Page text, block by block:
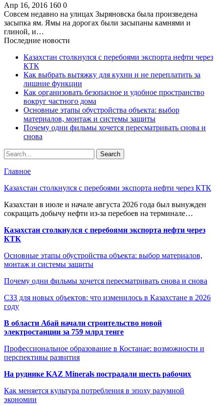
Апр 16, 2016 160 0
Совсем недавно на улицах Зыряновска была произведена
засыпка ям. Ямы на дорогах были засыпаны камнями и
глиной, и…
Последние новости
Казахстан столкнулся с перебоями экспорта нефти через
КТК
Как выбрать вытяжку для кухни и не переплатить за
лишние функции
Как организовать безопасное и удобное пространство
вокруг частного дома
Основные этапы обустройства объекта: выбор
материалов, монтаж и системы защиты
Почему одни фильмы хочется пересматривать снова и
снова
Главное
Казахстан столкнулся с перебоями экспорта нефти через КТК
Казахстан в июле и начале августа 2026 года был вынужден
сокращать добычу нефти из-за перебоев на терминале…
Казахстан столкнулся с перебоями экспорта нефти через
КТК
Основные этапы обустройства объекта: выбор материалов,
монтаж и системы защиты
Почему одни фильмы хочется пересматривать снова и снова
СЗЗ для новых объектов: что изменилось в Казахстане в 2026
году
В области Абай начали строительство новой
электростанции за 759 млрд тенге
Профессиональное образование в Костанае: возможности и
перспективы развития
На руднике KAZ Minerals пострадали шесть рабочих
Как меняется культура потребления в эпоху разумной
экономии